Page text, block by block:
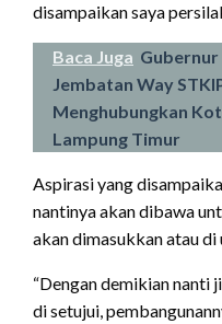
disampaikan saya
Baca Juga Gubernur
Jembatan Way
Menghubungkan
Lampung Timur
Aspirasi yang
nantinya akan dibawa
akan dimasukkan atau
“Dengan demikian nanti
di setujui,